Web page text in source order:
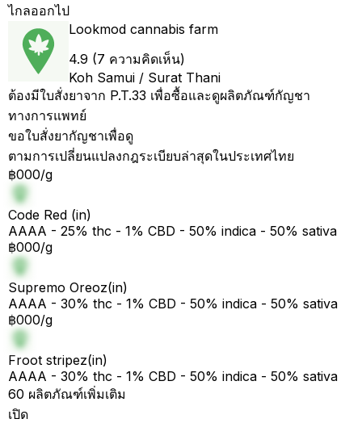
ไกลออกไป
Lookmod cannabis farm
4.9 (7 ความคิดเห็น)
Koh Samui / Surat Thani
ต้องมีใบสั่งยาจาก P.T.33 เพื่อซื้อและดูผลิตภัณฑ์กัญชา
ทางการแพทย์
ขอใบสั่งยากัญชาเพื่อดู
ตามการเปลี่ยนแปลงกฎระเบียบล่าสุดในประเทศไทย
฿000/g
Code Red (in)
AAAA - 25% thc - 1% CBD - 50% indica - 50% sativa
฿000/g
Supremo Oreoz(in)
AAAA - 30% thc - 1% CBD - 50% indica - 50% sativa
฿000/g
Froot stripez(in)
AAAA - 30% thc - 1% CBD - 50% indica - 50% sativa
60 ผลิตภัณฑ์เพิ่มเติม
เปิด